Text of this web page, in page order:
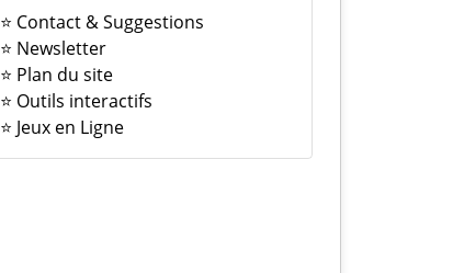
⭐ Contact & Suggestions
⭐ Newsletter
⭐ Plan du site
⭐ Outils interactifs
⭐ Jeux en Ligne